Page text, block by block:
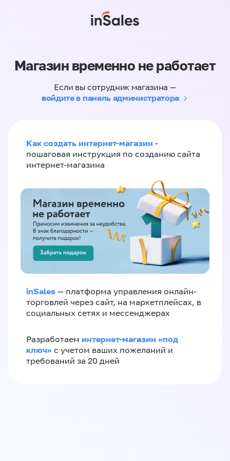
Магазин временно не работает
Если вы сотрудник магазина —
войдите в панель администратора
Как создать интернет-магазин -
пошаговая инструкция по созданию сайта
интернет-магазина
inSales — платформа управления онлайн-
торговлей через сайт, на маркетплейсах, в
социальных сетях и мессенджерах
Разработаем интернет-магазин «‎под
ключ»‎ с учетом ваших пожеланий и
требований за 20 дней